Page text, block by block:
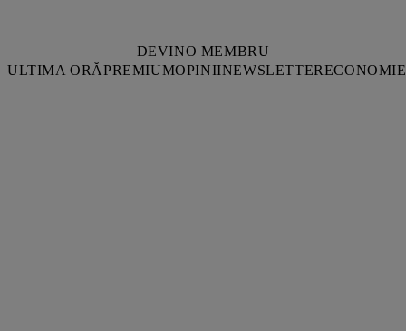
DEVINO MEMBRU
ULTIMA ORĂPREMIUMOPINIINEWSLETTERECONOMIE